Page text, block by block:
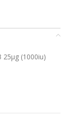
25μg (1000iu)